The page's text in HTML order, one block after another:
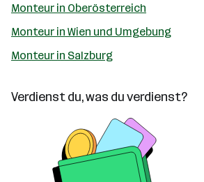
Monteur in Oberösterreich
Monteur in Wien und Umgebung
Monteur in Salzburg
Verdienst du, was du verdienst?